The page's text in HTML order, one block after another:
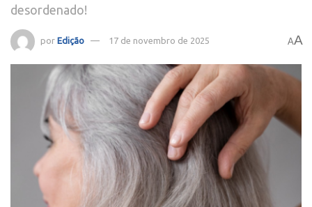
desordenado!
por Edição 17 de novembro de 2025 AA